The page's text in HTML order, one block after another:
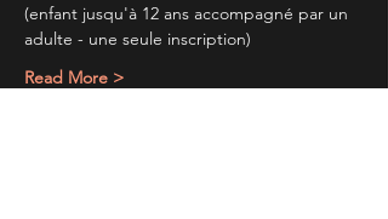
(enfant jusqu'à 12 ans accompagné par un
adulte - une seule inscription)
Read More >